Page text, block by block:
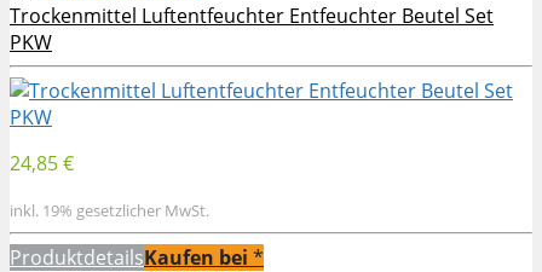
Trockenmittel Luftentfeuchter Entfeuchter Beutel Set
PKW
24,85 €
inkl. 19% gesetzlicher MwSt.
ProduktdetailsKaufen bei *